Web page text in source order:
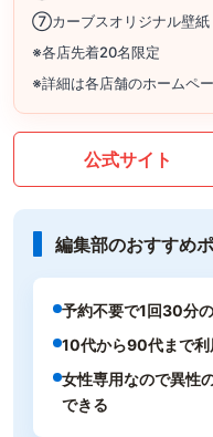
⑦カーブスオリジナル壁紙
※各店先着20名限定
※詳細は各店舗のホームペ
公式サイト
編集部のおすすめ
予約不要で1回30分
10代から90代まで
女性専用なので異性
できる